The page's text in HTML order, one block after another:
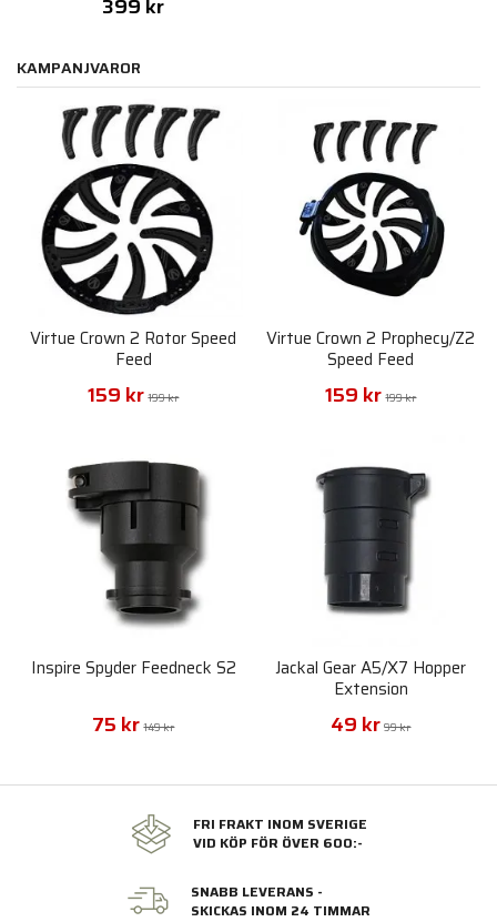
KAMPANJVAROR
Virtue Crown 2 Rotor Speed
Feed
159 kr 199 kr
Virtue Crown 2 Prophecy/Z2
Speed Feed
159 kr 199 kr
Inspire Spyder Feedneck S2
75 kr 149 kr
Jackal Gear A5/X7 Hopper
Extension
49 kr 99 kr
FRI FRAKT INOM SVERIGE
VID KÖP FÖR ÖVER 600:-
SNABB LEVERANS -
SKICKAS INOM 24 TIMMAR